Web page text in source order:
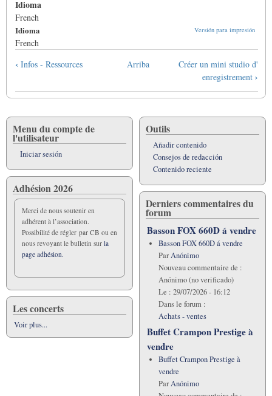
Idioma
French
Versión para impresión
Idioma
French
Enlaces
de
Book
para
Cartographie
du
Basson
‹ Infos - Ressources Arriba
Créer un mini studio d'
enregistrement ›
Menu du compte de
l'utilisateur
Iniciar sesión
Adhésion 2026
Merci de nous soutenir en
adhérent à l’association.
Possibilité de régler par CB ou en
nous revoyant le bulletin sur la
page adhésion.
Les concerts
Voir plus...
Outils
Añadir contenido
Consejos de redacción
Contenido reciente
Derniers commentaires du
forum
Basson FOX 660D á vendre
Basson FOX 660D á vendre
ParAnónimo
Nouveau commentaire de :
Anónimo (no verificado)
Le : 29/07/2026 - 16:12
Dans le forum :
Achats - ventes
Buffet Crampon Prestige à
vendre
Buffet Crampon Prestige à
vendre
ParAnónimo